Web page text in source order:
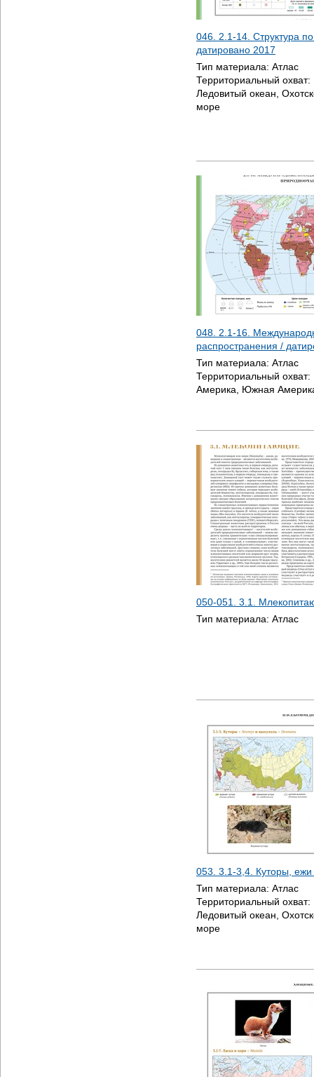
046. 2.1-14. Структура
датировано 2017
Тип материала: Атлас
Территориальный охват:
Ледовитый океан,
море
048. 2.1-16.
распространения /
Тип материала: Атлас
Территориальный охват:
Америка, Южная
050-051. 3.1.
Тип материала: Атлас
053. 3.1-3,4. Куторы,
Тип материала: Атлас
Территориальный охват:
Ледовитый океан,
море